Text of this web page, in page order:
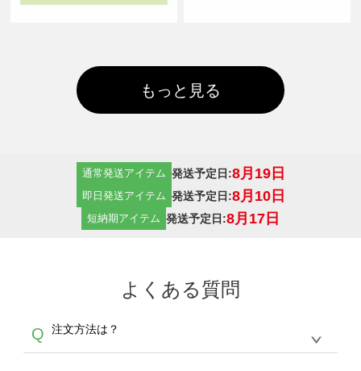
もっと見る
通常発送アイテム 発送予定日:8月19日
即日発送アイテム 発送予定日:8月10日
短納期アイテム 発送予定日:8月17日
よくある質問
Q 注文方法は？